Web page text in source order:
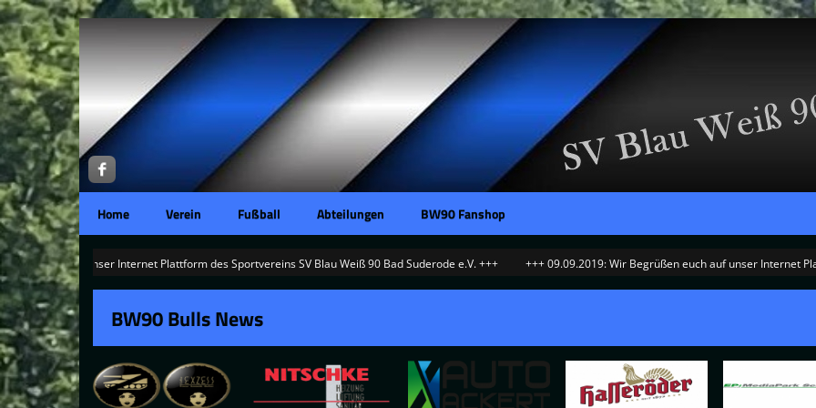
Home Verein Fußball Abteilungen BW90 Fanshop
euch auf unser Internet Plattform des Sportvereins SV Blau Weiß 90 Bad Suderode e.V. +++ +++ 09.09.2019: Wir Begrüßen euch auf unser Internet
BW90 Bulls News